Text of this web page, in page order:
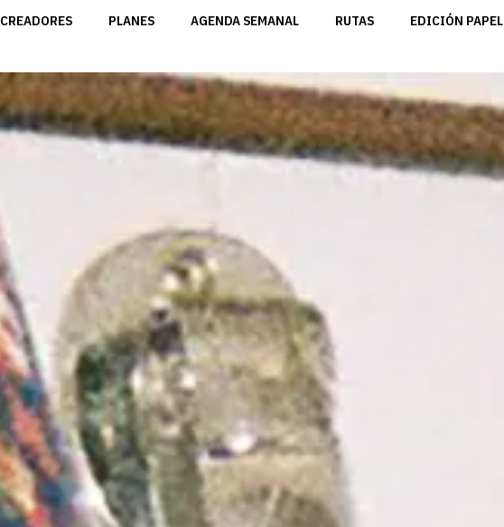
CREADORES PLANES AGENDA SEMANAL RUTAS EDICIÓN PAPEL